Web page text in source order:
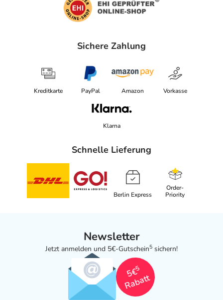
Sichere Zahlung
Kreditkarte PayPal Amazon Vorkasse
Klarna
Schnelle Lieferung
Berlin Express
Order-
Priority
Newsletter
Jetzt anmelden und 5€-Gutschein5 sichern!
5€
5
Rabatt